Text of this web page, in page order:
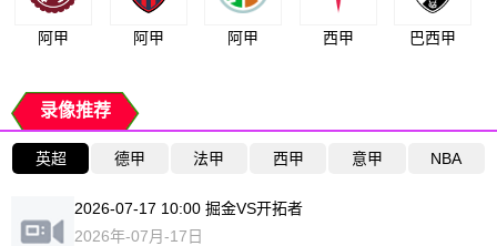
阿甲 阿甲 阿甲 西甲 巴西甲
录像推荐
英超 德甲 法甲 西甲 意甲 NBA
2026-07-17 10:00 掘金VS开拓者
2026年-07月-17日